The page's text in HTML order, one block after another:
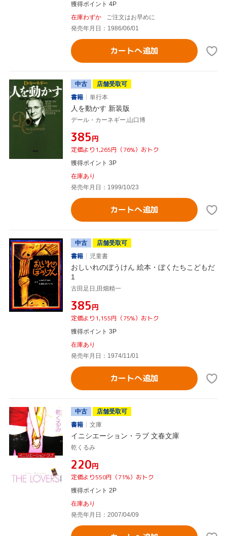
獲得ポイント 4P
在庫わずか
ご注文はお早めに
発売年月日：1986/06/01
カートへ追加
中古
店舗受取可
書籍
単行本
人を動かす 新装版
デール・カーネギー,山口博
¥385円
定価より1,265円（76%）おトク
獲得ポイント 3P
在庫あり
発売年月日：1999/10/23
カートへ追加
中古
店舗受取可
書籍
児童書
おしいれのぼうけん 絵本・ぼくたちこどもだ
1
古田足日,田畑精一
¥385円
定価より1,155円（75%）おトク
獲得ポイント 3P
在庫あり
発売年月日：1974/11/01
カートへ追加
中古
店舗受取可
書籍
文庫
イニシエーション・ラブ 文春文庫
乾くるみ
¥220円
定価より550円（71%）おトク
獲得ポイント 2P
在庫あり
発売年月日：2007/04/09